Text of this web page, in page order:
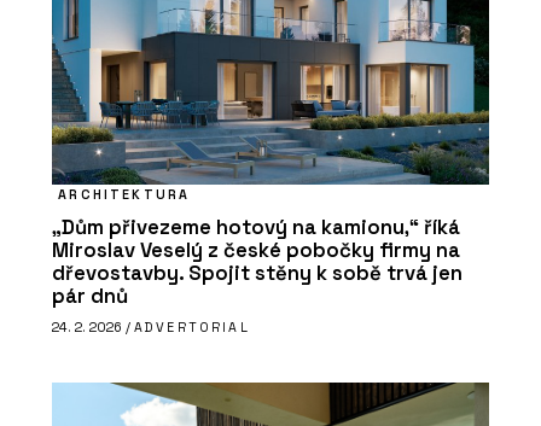
ARCHITEKTURA
„Dům přivezeme hotový na kamionu,“ říká
Miroslav Veselý z české pobočky firmy na
dřevostavby. Spojit stěny k sobě trvá jen
pár dnů
24. 2. 2026 / ADVERTORIAL